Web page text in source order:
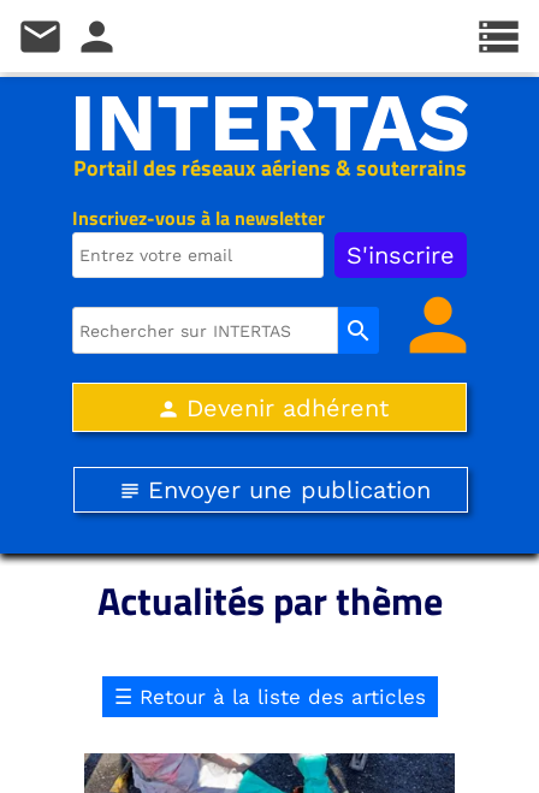
Inscrivez-vous à la newsletter
Portail des réseaux aériens & souterrains
INTERTAS
search person
person Devenir adhérent
subject Envoyer une publication
Actualités par thème
☰ Retour à la liste des articles
storage
mail person